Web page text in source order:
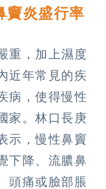
炎盛行率
重，加上濕度
近年常見的疾
病，使得慢性
家。林口長庚
示，慢性鼻竇
下降、流膿鼻
頭痛或臉部脹